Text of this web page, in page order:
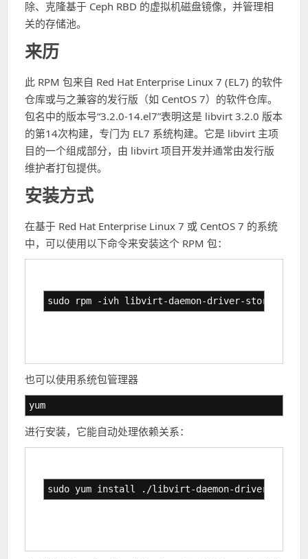
除、克隆基于 Ceph RBD 的虚拟机磁盘镜像，并管理相
关的存储池。
来历
此 RPM 包来自 Red Hat Enterprise Linux 7 (EL7) 的软件
仓库或与之兼容的发行版（如 CentOS 7）的软件仓库。
包名中的版本号“3.2.0-14.el7”表明这是 libvirt 3.2.0 版本
的第14次构建，专门为 EL7 系统构建。它是 libvirt 主项
目的一个组成部分，由 libvirt 项目开发并通常由发行版
维护者打包提供。
安装方式
在基于 Red Hat Enterprise Linux 7 或 CentOS 7 的系统
中，可以使用以下命令来安装这个 RPM 包：
sudo rpm -ivh libvirt-daemon-driver-storage-
也可以使用系统包管理器
yum
进行安装，它能自动处理依赖关系：
sudo yum install ./libvirt-daemon-driver-